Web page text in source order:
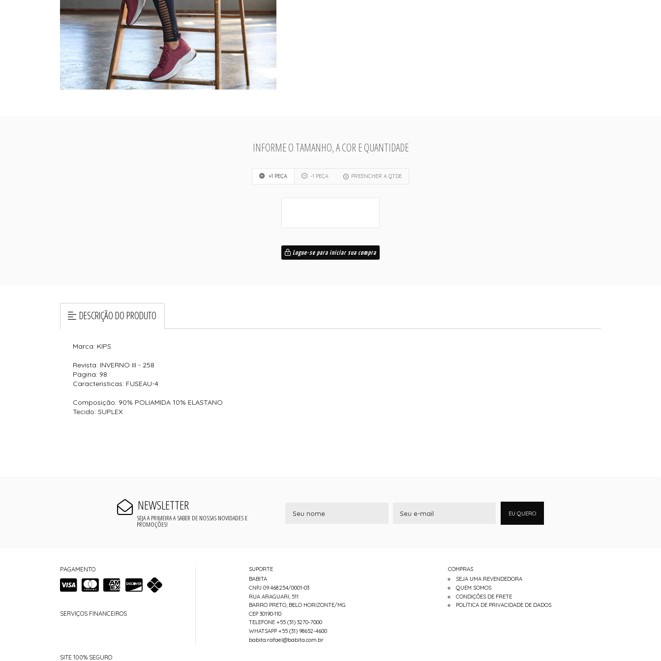
INFORME O TAMANHO, A COR E QUANTIDADE
+1 PEÇA -1 PEÇA PREENCHER A QTDE
Logue-se para iniciar sua compra
DESCRIÇÃO DO PRODUTO
Marca: KIPS
Revista: INVERNO III - 258
Pagina: 98
Caracteristicas: FUSEAU-4
Composição: 90% POLIAMIDA 10% ELASTANO
Tecido: SUPLEX
NEWSLETTER
SEJA A PRIMEIRA A SABER DE NOSSAS NOVIDADES E
PROMOÇÕES!
EU QUERO
PAGAMENTO
SERVIÇOS FINANCEIROS
SITE 100% SEGURO
SUPORTE
BABITA
CNPJ 09.468.254/0001-03
RUA ARAGUARI, 511
BARRO PRETO, BELO HORIZONTE/MG
CEP 30190-110
TELEFONE +55 (31) 3270-7000
WHATSAPP +55 (31) 98652-4600
babita.rafael@babita.com.br
COMPRAS
SEJA UMA REVENDEDORA
QUEM SOMOS
CONDIÇÕES DE FRETE
POLÍTICA DE PRIVACIDADE DE DADOS